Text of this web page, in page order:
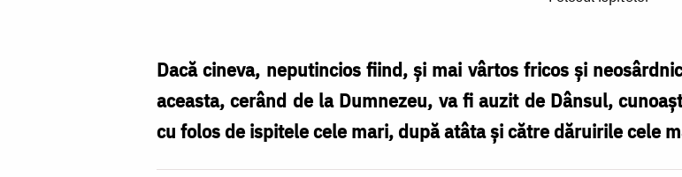
Dacă cineva, neputincios fiind, și mai vârtos fricos și
aceasta, cerând de la Dumnezeu, va fi auzit de Dânsul,
cu folos de ispitele cele mari, după atâta și către dăruirile cele